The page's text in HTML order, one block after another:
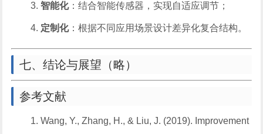
智能化：结合智能传感器，实现自适应调节；
定制化：根据不同应用场景设计差异化复合结构。
七、结论与展望（略）
参考文献
Wang, Y., Zhang, H., & Liu, J. (2019). Improvement